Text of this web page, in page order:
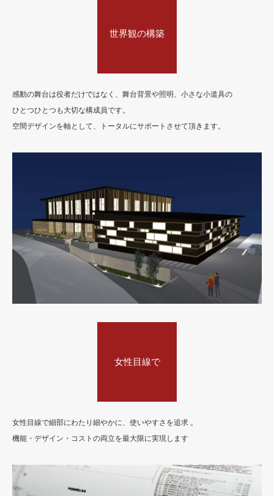
世界観の構築
感動の舞台は役者だけではなく、舞台背景や照明、小さな小道具の
ひとつひとつも大切な構成員です。
空間デザインを軸として、トータルにサポートさせて頂きます。
女性目線で
女性目線で細部にわたり細やかに、使いやすさを追求 。
機能・デザイン・コストの両立を最大限に実現します